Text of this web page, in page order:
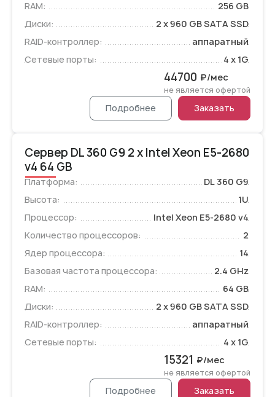
RAM:
256 GB
Диски:
2 x 960 GB SATA SSD
RAID-контроллер:
аппаратный
Сетевые порты:
4 x 1G
44700 ₽/мес
не является офертой
Подробнее Заказать
Сервер DL 360 G9 2 x Intel Xeon E5-2680
v4 64 GB
Платформа:
DL 360 G9
Высота:
1U
Процессор:
Intel Xeon E5-2680 v4
Количество процессоров:
2
Ядер процессора:
14
Базовая частота процессора:
2.4 GHz
RAM:
64 GB
Диски:
2 x 960 GB SATA SSD
RAID-контроллер:
аппаратный
Сетевые порты:
4 x 1G
15321 ₽/мес
не является офертой
Подробнее Заказать